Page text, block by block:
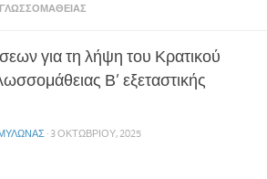
ΓΛΩΣΣΟΜΆΘΕΙΑΣ
για τη λήψη του Κρατικού
Β’ εξεταστικής
· 3 ΟΚΤΩΒΡΊΟΥ, 2025